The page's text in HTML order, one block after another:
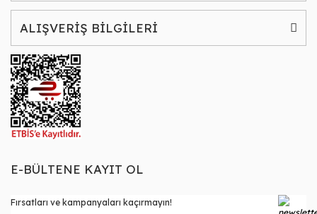
ALIŞVERİŞ BİLGİLERİ
E-BÜLTENE KAYIT OL